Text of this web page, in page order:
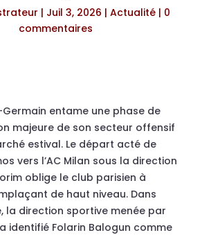
| Juil 3, 2026 | Actualité| 0
commentaires
Germain entame une phase de
majeure de son secteur offensif
estival. Le départ acté de
vers l’AC Milan sous la direction
oblige le club parisien à
de haut niveau. Dans
la direction sportive menée par
identifié Folarin Balogun comme